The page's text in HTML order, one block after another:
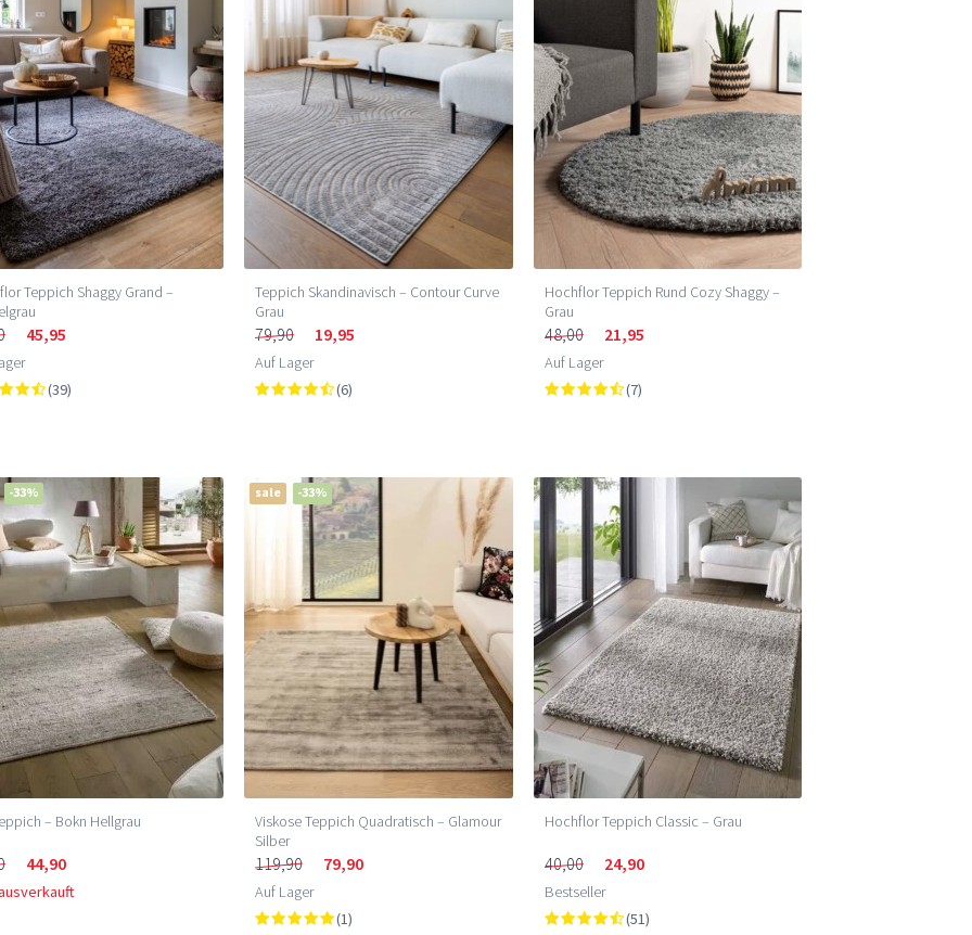
Teppich Shaggy Grand –
45,95
(39)
Teppich Skandinavisch – Contour Curve
Grau
79,90 19,95
Auf Lager
(6)
Hochflor Teppich Rund Cozy Shaggy –
Grau
48,00 21,95
Auf Lager
(7)
-33%
– Bokn Hellgrau
44,90
sale -33%
Viskose Teppich Quadratisch – Glamour
Silber
119,90 79,90
Auf Lager
(1)
Hochflor Teppich Classic – Grau
40,00 24,90
Bestseller
(51)